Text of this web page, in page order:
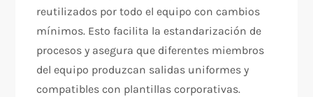
reutilizados por todo el equipo con cambios
mínimos. Esto facilita la estandarización de
procesos y asegura que diferentes miembros
del equipo produzcan salidas uniformes y
compatibles con plantillas corporativas.​